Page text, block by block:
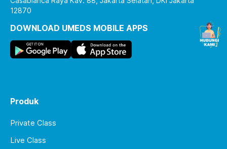
12870
DOWNLOAD UMEDS MOBILE APPS
Produk
Private Class
Live Class